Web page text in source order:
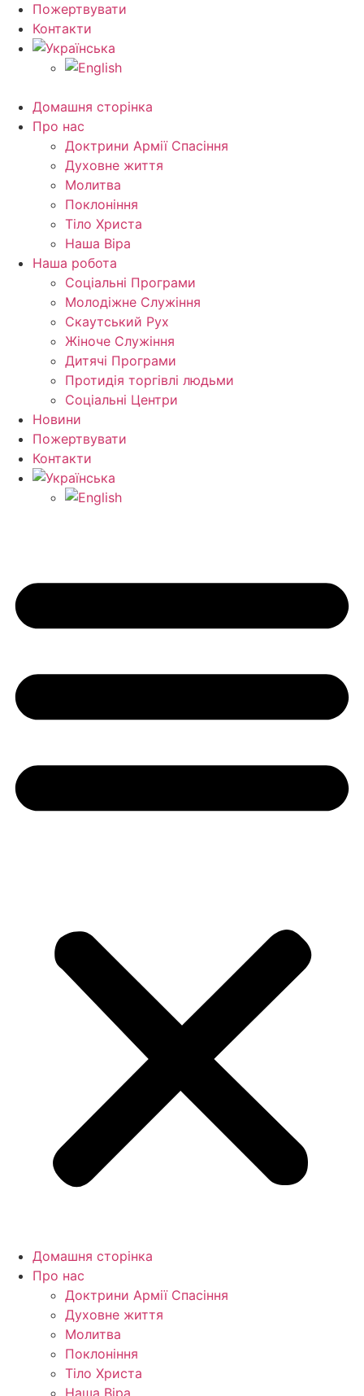
Пожертвувати
Контакти
Домашня сторінка
Про нас
Доктрини Армії Спасіння
Духовне життя
Молитва
Поклоніння
Тіло Христа
Наша Віра
Наша робота
Соціальні Програми
Молодіжне Служіння
Скаутський Рух
Жіноче Cлужіння
Дитячі Програми
Протидія торгівлі людьми
Соціальні Центри
Новини
Пожертвувати
Контакти
Домашня сторінка
Про нас
Доктрини Армії Спасіння
Духовне життя
Молитва
Поклоніння
Тіло Христа
Наша Віра